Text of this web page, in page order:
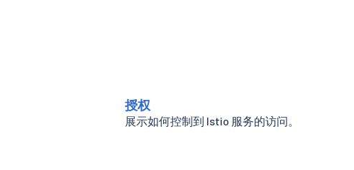
授权
展示如何控制到 Istio 服务的访问。